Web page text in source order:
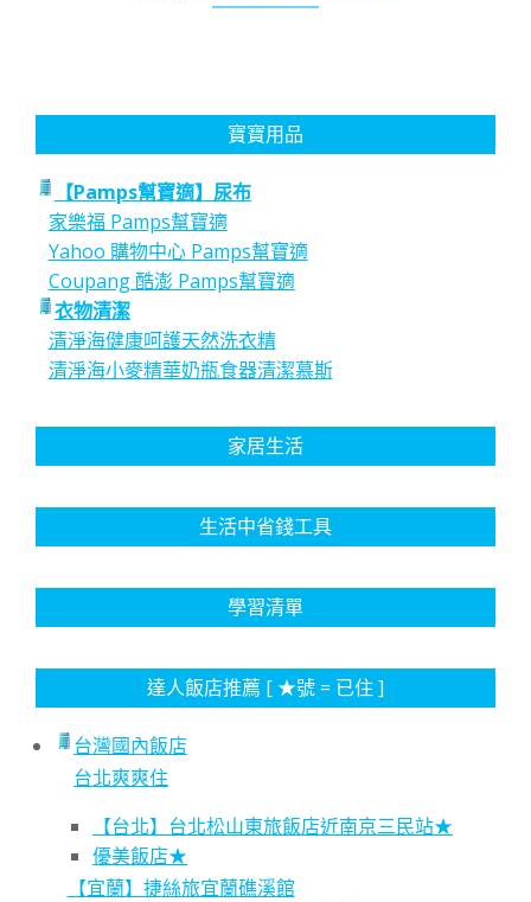
寶寶用品
【Pamps幫寶適】尿布
家樂福 Pamps幫寶適
Yahoo 購物中心 Pamps幫寶適
Coupang 酷澎 Pamps幫寶適
衣物清潔
清淨海健康呵護天然洗衣精
清淨海小麥精華奶瓶食器清潔慕斯
家居生活
生活中省錢工具
學習清單
達人飯店推薦 [ ★號 = 已住 ]
台灣國內飯店
台北爽爽住
【台北】台北松山東旅飯店近南京三民站★
優美飯店★
【宜蘭】捷絲旅宜蘭礁溪館